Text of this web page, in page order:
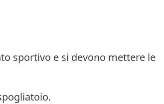
sportivo e si devono mettere le